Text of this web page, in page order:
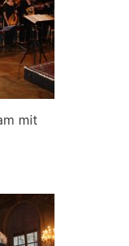
mit